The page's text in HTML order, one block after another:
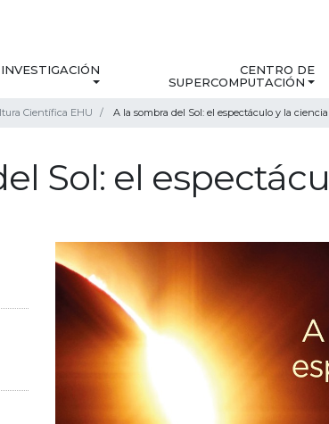
INVESTIGACIÓN
CENTRO DE
SUPERCOMPUTACIÓN
Científica EHU A la sombra del Sol: el espectáculo y la
Sol: el